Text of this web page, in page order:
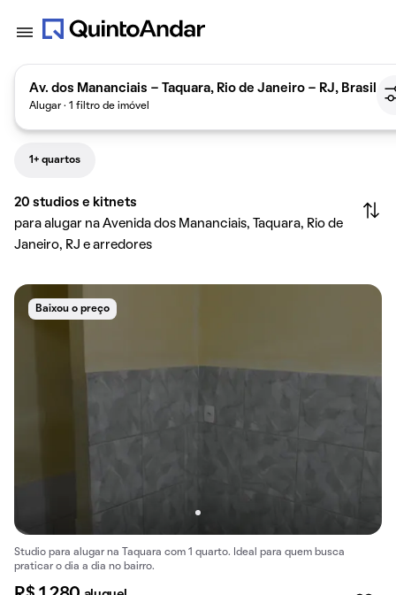
Av. dos Mananciais - Taquara, Rio de Janeiro - RJ, Brasil
Alugar · 1 filtro de imóvel
1+ quartos
20 studios e kitnets
para alugar na Avenida dos Mananciais, Taquara, Rio de
Janeiro, RJ e arredores
Baixou o preço
Studio para alugar na Taquara com 1 quarto. Ideal para quem busca
praticar o dia a dia no bairro.